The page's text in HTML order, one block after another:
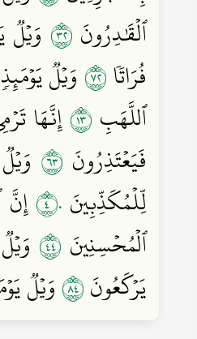
ٱلۡقَٰدِرُونَ ٢٣ وَيۡلٞ
فُرَاتٗا٢٧ وَيۡلٞ
ٱللَّهَبِ ٣١إِنَّهَا
فَيَعۡتَذِرُونَ ٣٦
لِّلۡمُكَذِّبِينَ ٤٠إِنَّ
ٱلۡمُحۡسِنِينَ ٤٤
يَرۡكَعُونَ٤٨وَيۡلٞ